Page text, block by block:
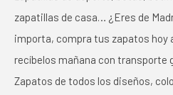
zapatillas de casa… ¿Eres de
importa, compra tus zapatos hoy
recíbelos mañana con transporte
Zapatos de todos los diseños,